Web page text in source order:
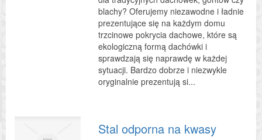
blachy? Oferujemy niezawodne i ładnie
prezentujące się na każdym domu
trzcinowe pokrycia dachowe, które są
ekologiczną formą dachówki i
sprawdzają się naprawdę w każdej
sytuacji. Bardzo dobrze i niezwykle
oryginalnie prezentują si...
Stal odporna na kwasy